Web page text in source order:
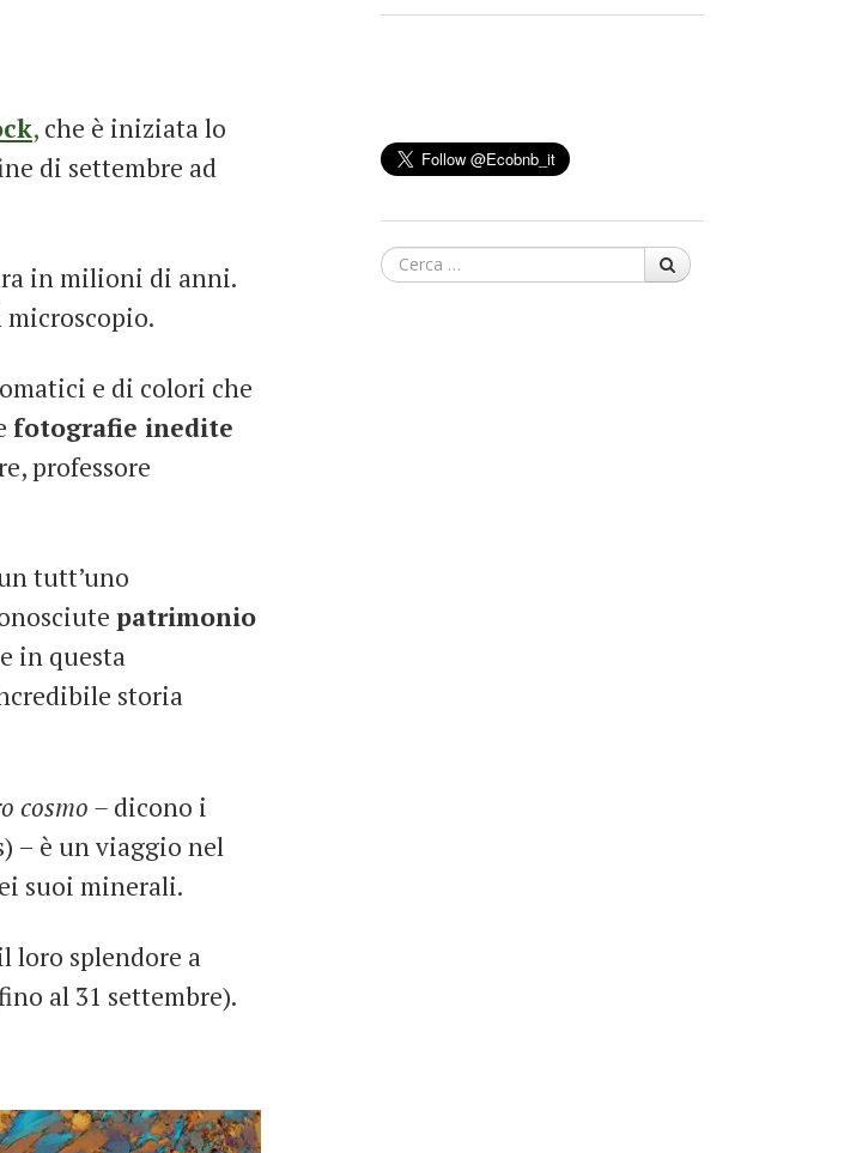
, che è iniziata lo
di settembre ad
in milioni di anni.
e di colori che
fotografie inedite
professore
tutt’uno
patrimonio
in questa
storia
cosmo – dicono i
– è un viaggio nel
suoi minerali.
loro splendore a
al 31 settembre).
Cerca